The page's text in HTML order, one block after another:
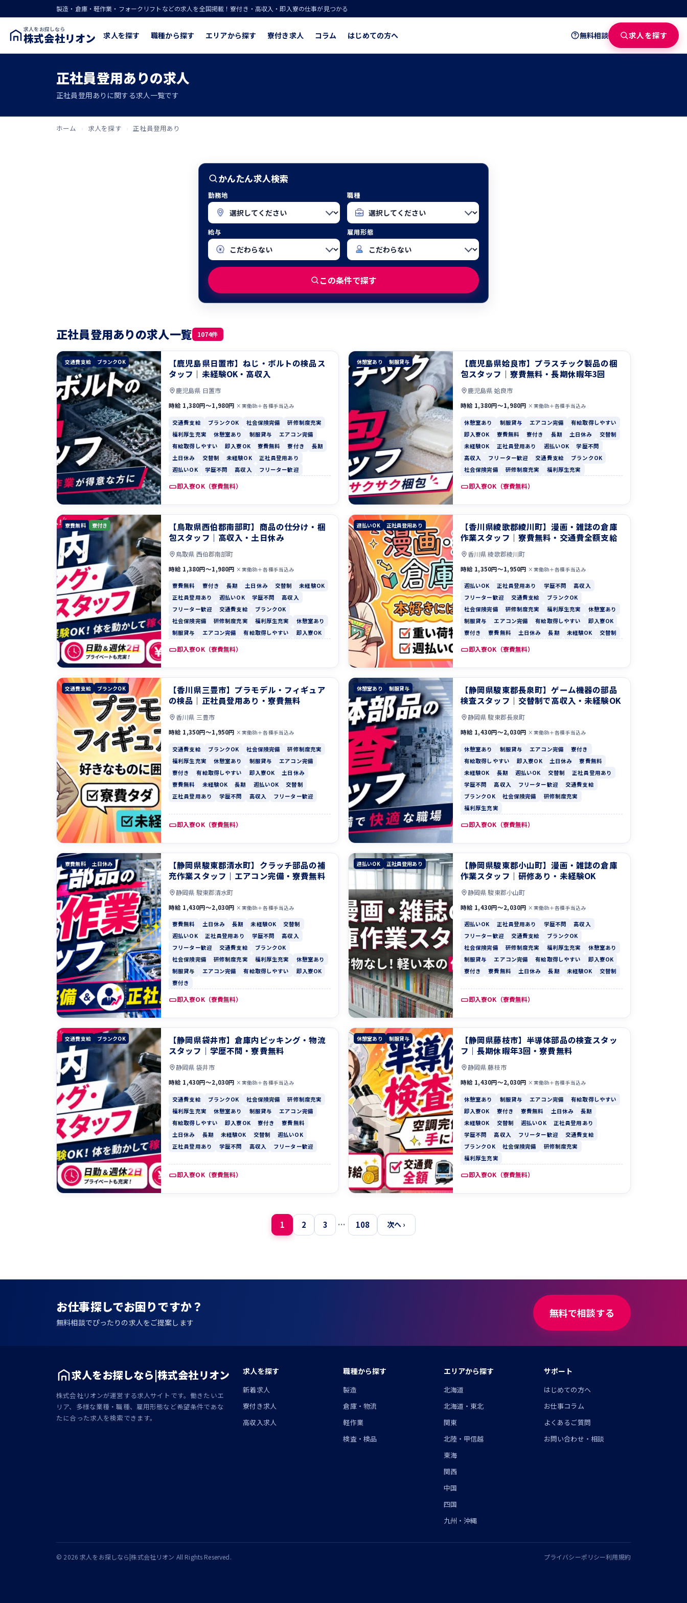
製造・倉庫・軽作業・フォークリフトなどの求人を全国掲載！寮付き・高収入・即入寮の仕事が見つかる
求人をお探しなら
株式会社リオン 求人を探す 職種から探す エリアから探す 寮付き求人 コラム はじめての方へ 無料相談 求人を探す
正社員登用ありの求人
正社員登用ありに関する求人一覧です
ホーム › 求人を探す › 正社員登用あり
かんたん求人検索
勤務地 職種
給与 雇用形態
この条件で探す
正社員登用ありの求人一覧 1074件
交通費支給 ブランクOK
【鹿児島県日置市】ねじ・ボルトの検品ス
タッフ｜未経験OK・高収入
鹿児島県 日置市
時給 1,380円〜1,980円 ×実働8h＋各種手当込み
交通費支給 ブランクOK 社会保険完備
研修制度充実
福利厚生充実
休憩室あり 制服貸与
エアコン完備
有給取得しやすい
即入寮OK 寮費無料 寮付き
長期
土日休み
交替制 未経験OK
正社員登用あり
週払いOK
学歴不問 高収入 フリーター歓迎
即入寮OK（寮費無料）
休憩室あり 制服貸与
【鹿児島県姶良市】プラスチック製品の梱
包スタッフ｜寮費無料・長期休暇年3回
鹿児島県 姶良市
時給 1,380円〜1,980円 ×実働8h＋各種手当込み
休憩室あり 制服貸与 エアコン完備
有給取得しやすい
即入寮OK
寮費無料 寮付き 長期 土日休み
交替制
未経験OK
正社員登用あり 週払いOK
学歴不問
高収入
フリーター歓迎 交通費支給
ブランクOK
社会保険完備
研修制度充実 福利厚生充実
即入寮OK（寮費無料）
寮費無料 寮付き
【鳥取県西伯郡南部町】商品の仕分け・梱
包スタッフ｜高収入・土日休み
鳥取県 西伯郡南部町
時給 1,380円〜1,980円 ×実働8h＋各種手当込み
寮費無料 寮付き 長期 土日休み 交替制
未経験OK
正社員登用あり
週払いOK 学歴不問
高収入
フリーター歓迎
交通費支給
ブランクOK
社会保険完備
研修制度充実 福利厚生充実
休憩室あり
制服貸与
エアコン完備 有給取得しやすい 即入寮OK
即入寮OK（寮費無料）
週払いOK 正社員登用あり
【香川県綾歌郡綾川町】漫画・雑誌の倉庫
作業スタッフ｜寮費無料・交通費全額支給
香川県 綾歌郡綾川町
時給 1,350円〜1,950円 ×実働8h＋各種手当込み
週払いOK 正社員登用あり 学歴不問
高収入
フリーター歓迎
交通費支給
ブランクOK
社会保険完備
研修制度充実 福利厚生充実
休憩室あり
制服貸与
エアコン完備 有給取得しやすい
即入寮OK
寮付き
寮費無料 土日休み 長期 未経験OK 交替制
即入寮OK（寮費無料）
交通費支給 ブランクOK
【香川県三豊市】プラモデル・フィギュア
の検品｜正社員登用あり・寮費無料
香川県 三豊市
時給 1,350円〜1,950円 ×実働8h＋各種手当込み
交通費支給 ブランクOK 社会保険完備
研修制度充実
福利厚生充実
休憩室あり 制服貸与
エアコン完備
寮付き
有給取得しやすい 即入寮OK
土日休み
寮費無料
未経験OK 長期 週払いOK
交替制
正社員登用あり
学歴不問 高収入 フリーター歓迎
即入寮OK（寮費無料）
休憩室あり 制服貸与
【静岡県駿東郡長泉町】ゲーム機器の部品
検査スタッフ｜交替制で高収入・未経験OK
静岡県 駿東郡長泉町
時給 1,430円〜2,030円 ×実働8h＋各種手当込み
休憩室あり 制服貸与 エアコン完備
寮付き
有給取得しやすい
即入寮OK 土日休み
寮費無料
未経験OK
長期 週払いOK 交替制
正社員登用あり
学歴不問
高収入 フリーター歓迎
交通費支給
ブランクOK
社会保険完備
研修制度充実
福利厚生充実
即入寮OK（寮費無料）
寮費無料 土日休み
【静岡県駿東郡清水町】クラッチ部品の補
充作業スタッフ｜エアコン完備・寮費無料
静岡県 駿東郡清水町
時給 1,430円〜2,030円 ×実働8h＋各種手当込み
寮費無料 土日休み 長期 未経験OK
交替制
週払いOK
正社員登用あり 学歴不問
高収入
フリーター歓迎
交通費支給
ブランクOK
社会保険完備
研修制度充実 福利厚生充実
休憩室あり
制服貸与
エアコン完備 有給取得しやすい
即入寮OK
寮付き
即入寮OK（寮費無料）
週払いOK 正社員登用あり
【静岡県駿東郡小山町】漫画・雑誌の倉庫
作業スタッフ｜研修あり・未経験OK
静岡県 駿東郡小山町
時給 1,430円〜2,030円 ×実働8h＋各種手当込み
週払いOK 正社員登用あり 学歴不問
高収入
フリーター歓迎
交通費支給
ブランクOK
社会保険完備
研修制度充実 福利厚生充実
休憩室あり
制服貸与
エアコン完備 有給取得しやすい
即入寮OK
寮付き
寮費無料 土日休み 長期 未経験OK 交替制
即入寮OK（寮費無料）
交通費支給 ブランクOK
【静岡県袋井市】倉庫内ピッキング・物流
スタッフ｜学歴不問・寮費無料
静岡県 袋井市
時給 1,430円〜2,030円 ×実働8h＋各種手当込み
交通費支給 ブランクOK 社会保険完備
研修制度充実
福利厚生充実
休憩室あり 制服貸与
エアコン完備
有給取得しやすい
即入寮OK 寮付き
寮費無料
土日休み
長期 未経験OK 交替制
週払いOK
正社員登用あり
学歴不問 高収入 フリーター歓迎
即入寮OK（寮費無料）
休憩室あり 制服貸与
【静岡県藤枝市】半導体部品の検査スタッ
フ｜長期休暇年3回・寮費無料
静岡県 藤枝市
時給 1,430円〜2,030円 ×実働8h＋各種手当込み
休憩室あり 制服貸与 エアコン完備
有給取得しやすい
即入寮OK
寮付き 寮費無料 土日休み
長期
未経験OK
交替制 週払いOK
正社員登用あり
学歴不問
高収入 フリーター歓迎
交通費支給
ブランクOK
社会保険完備
研修制度充実
福利厚生充実
即入寮OK（寮費無料）
ー
ジ
送
り
1 2 3 … 108 次へ ›
お仕事探しでお困りですか？
無料相談でぴったりの求人をご提案します
無料で相談する
求人をお探しなら|株式会社リオン
株式会社リオンが運営する求人サイトです。働きたいエ
リア、多様な業種・職種、雇用形態など希望条件であな
たに合った求人を検索できます。
求人を探す
新着求人
寮付き求人
高収入求人
職種から探す
製造
倉庫・物流
軽作業
検査・検品
エリアから探す
北海道
北海道・東北
関東
北陸・甲信越
東海
関西
中国
四国
九州・沖縄
サポート
はじめての方へ
お仕事コラム
よくあるご質問
お問い合わせ・相談
© 2026 求人をお探しなら|株式会社リオン All Rights Reserved. プライバシーポリシー利用規約